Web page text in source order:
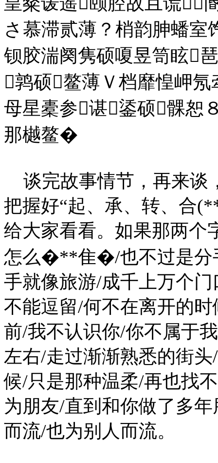
さ慕滞贰薄？梢韵胂蟠
钡胶湍阕隽硕嗄昱笥眩
鹑硕鳌薄Ｖ档靡惶岬
母星橐参谌鋈硕髁恕
那樾鳌�
谈完故事情节，再来谈
把握好“起、承、转、合
给大家看看。如果那两个
怎么�**隹�/也不过是分
手就像旅游/成千上万个
不能逗留/何不在离开的
前/我不认识你/你不属于
左右/走过渐渐熟悉的街
候/只是那种温柔/再也找
为朋友/直到和你做了多
而流/也为别人而流。